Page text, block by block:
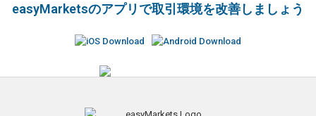
easyMarketsのアプリで取引環境を改善しましょう